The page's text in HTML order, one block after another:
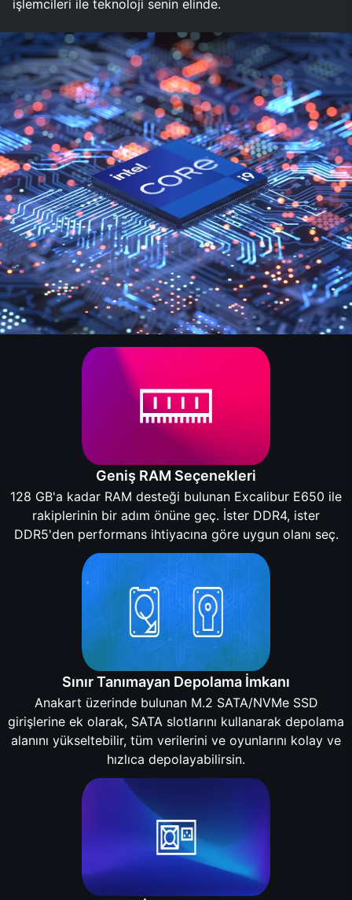
işlemcileri ile teknoloji senin elinde.
Geniş RAM Seçenekleri
128 GB'a kadar RAM desteği bulunan Excalibur E650 ile
rakiplerinin bir adım önüne geç. İster DDR4, ister
DDR5'den performans ihtiyacına göre uygun olanı seç.
Sınır Tanımayan Depolama İmkanı
Anakart üzerinde bulunan M.2 SATA/NVMe SSD
girişlerine ek olarak, SATA slotlarını kullanarak depolama
alanını yükseltebilir, tüm verilerini ve oyunlarını kolay ve
hızlıca depolayabilirsin.